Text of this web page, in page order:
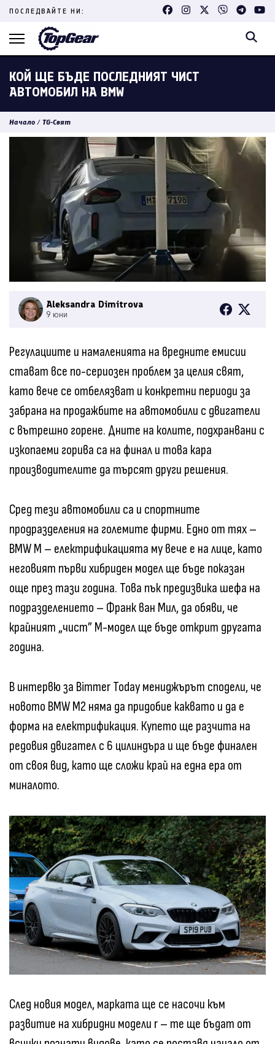
Skip
content
Enter)
ПОСЛЕДВАЙТЕ НИ:
КОЙ ЩЕ БЪДЕ ПОСЛЕДНИЯТ ЧИСТ
АВТОМОБИЛ НА BMW
Начало / TG-Свят
Aleksandra Dimitrova
9 юни
Регулациите и намаленията на вредните емисии
стават все по-сериозен проблем за целия свят,
като вече се отбелязват и конкретни периоди за
забрана на продажбите на автомобили с двигатели
с вътрешно горене. Дните на колите, подхранвани с
изкопаеми горива са на финал и това кара
производителите да търсят други решения.
Сред тези автомобили са и спортните
продразделения на големите фирми. Едно от тях –
BMW M – електрификацията му вече е на лице, като
неговият първи хибриден модел ще бъде показан
още през тази година. Това пък предизвика шефа на
подразделението – Франк ван Мил, да обяви, че
крайният „чист” М-модел ще бъде открит другата
година.
В интервю за Bimmer Today мениджърът сподели, че
новото BMW M2 няма да придобие каквато и да е
форма на електрификация. Купето ще разчита на
редовия двигател с 6 цилиндъра и ще бъде финален
от своя вид, като ще сложи край на една ера от
миналото.
След новия модел, марката ще се насочи към
развитие на хибридни модели r – те ще бъдат от